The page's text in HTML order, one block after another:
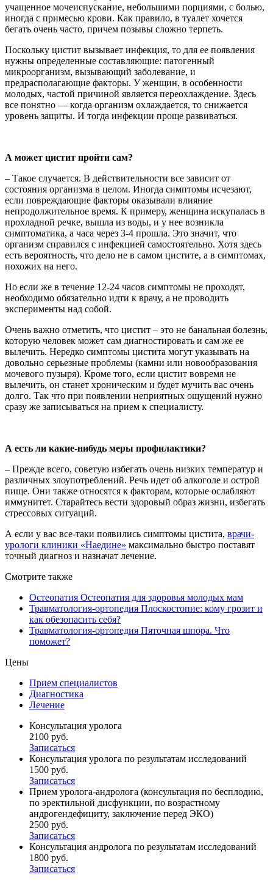
учащенное мочеиспускание, небольшими порциями, с болью,
иногда с примесью крови. Как правило, в туалет хочется
бегать очень часто, причем позывы сложно терпеть.
Поскольку цистит вызывает инфекция, то для ее появления
нужны определенные составляющие: патогенный
микроорганизм, вызывающий заболевание, и
предрасполагающие факторы. У женщин, в особенности
молодых, частой причиной является переохлаждение. Здесь
все понятно — когда организм охлаждается, то снижается
уровень защиты. И тогда инфекции проще развиваться.
А может цистит пройти сам?
– Такое случается. В действительности все зависит от
состояния организма в целом. Иногда симптомы исчезают,
если повреждающие факторы оказывали влияние
непродолжительное время. К примеру, женщина искупалась в
прохладной речке, вышла из воды, и у нее возникла
симптоматика, а часа через 3-4 прошла. Это значит, что
организм справился с инфекцией самостоятельно. Хотя здесь
есть вероятность, что дело не в самом цистите, а в симптомах,
похожих на него.
Но если же в течение 12-24 часов симптомы не проходят,
необходимо обязательно идти к врачу, а не проводить
эксперименты над собой.
Очень важно отметить, что цистит – это не банальная болезнь,
которую человек может сам диагностировать и сам же ее
вылечить. Нередко симптомы цистита могут указывать на
довольно серьезные проблемы (камни или новообразования
мочевого пузыря). Кроме того, если цистит вовремя не
вылечить, он станет хроническим и будет мучить вас очень
долго. Так что при появлении неприятных ощущений нужно
сразу же записываться на прием к специалисту.
А есть ли какие-нибудь меры профилактики?
– Прежде всего, советую избегать очень низких температур и
различных злоупотреблений. Речь идет об алкоголе и острой
пище. Они также относятся к факторам, которые ослабляют
иммунитет. Старайтесь вести здоровый образ жизни, избегать
стрессовых ситуаций.
А если у вас все-таки появились симптомы цистита, врачи-
урологи клиники «Наедине» максимально быстро поставят
точный диагноз и назначат лечение.
Смотрите также
Остеопатия Остеопатия для здоровья молодых мам
Травматология-ортопедия Плоскостопие: кому грозит и
как обезопасить себя?
Травматология-ортопедия Пяточная шпора. Что
поможет?
Цены
Прием специалистов
Диагностика
Лечение
Консультация уролога
2100 руб.
Записаться
Консультация уролога по результатам исследований
1500 руб.
Записаться
Прием уролога-андролога (консультация по бесплодию,
по эректильной дисфункции, по возрастному
андрогендефициту, заключение перед ЭКО)
2500 руб.
Записаться
Консультация андролога по результатам исследований
1800 руб.
Записаться